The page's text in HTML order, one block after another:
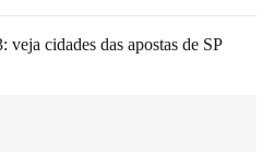
cidades das apostas de SP